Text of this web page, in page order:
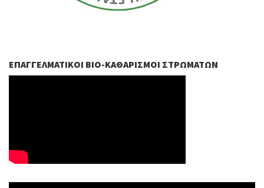
ΕΠΑΓΓΕΛΜΑΤΙΚΟΊ ΒIO-ΚΑΘΑΡΙΣΜΟΊ ΣΤΡΩΜΆΤΩΝ